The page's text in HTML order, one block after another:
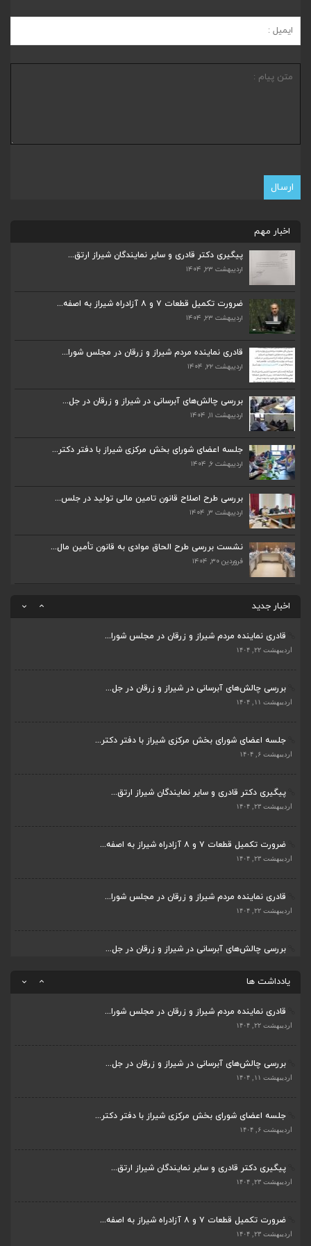
اخبار مهم
پیگیری دکتر قادری و سایر نمایندگان شیراز ارتق...
اردیبهشت ۲۳, ۱۴۰۴
ضرورت تکمیل قطعات ۷ و ۸ آزادراه شیراز به اصفه...
اردیبهشت ۲۳, ۱۴۰۴
قادری نماینده مردم شیراز و زرقان در مجلس شورا...
اردیبهشت ۲۲, ۱۴۰۴
بررسی چالش‌های آبرسانی در شیراز و زرقان در جل...
اردیبهشت ۱۱, ۱۴۰۴
جلسه اعضای شورای بخش مرکزی شیراز با دفتر دکتر...
اردیبهشت ۶, ۱۴۰۴
بررسی طرح اصلاح قانون تامین مالی تولید در جلس...
اردیبهشت ۳, ۱۴۰۴
نشست بررسی طرح الحاق موادی به قانون تأمین مال...
فروردین ۳۰, ۱۴۰۴
اخبار جدید
ضرورت تکمیل قطعات ۷ و ۸ آزادراه شیراز به اصفه...
قادری نماینده مردم شیراز و زرقان در مجلس شورا...
بررسی چالش‌های آبرسانی در شیراز و زرقان در جل...
جلسه اعضای شورای بخش مرکزی شیراز با دفتر دکتر...
اردیبهشت ۶, ۱۴۰۴
پیگیری دکتر قادری و سایر نمایندگان شیراز ارتق...
اردیبهشت ۲۳, ۱۴۰۴
قادری نماینده مردم شیراز و زرقان در مجلس شورا...
اردیبهشت ۲۲, ۱۴۰۴
بررسی چالش‌های آبرسانی در شیراز و زرقان در جل...
اردیبهشت ۱۱, ۱۴۰۴
جلسه اعضای شورای بخش مرکزی شیراز با دفتر دکتر...
اردیبهشت ۶, ۱۴۰۴
پیگیری دکتر قادری و سایر نمایندگان شیراز ارتق...
اردیبهشت ۲۳, ۱۴۰۴
ضرورت تکمیل قطعات ۷ و ۸ آزادراه شیراز به اصفه...
اردیبهشت ۲۳, ۱۴۰۴
قادری نماینده مردم شیراز و زرقان در مجلس شورا...
اردیبهشت ۲۲, ۱۴۰۴
بررسی چالش‌های آبرسانی در شیراز و زرقان در جل...
یادداشت ها
ضرورت تکمیل قطعات ۷ و ۸ آزادراه شیراز به اصفه...
قادری نماینده مردم شیراز و زرقان در مجلس شورا...
بررسی چالش‌های آبرسانی در شیراز و زرقان در جل...
جلسه اعضای شورای بخش مرکزی شیراز با دفتر دکتر...
پیگیری دکتر قادری و سایر نمایندگان شیراز ارتق...
قادری نماینده مردم شیراز و زرقان در مجلس شورا...
اردیبهشت ۲۲, ۱۴۰۴
بررسی چالش‌های آبرسانی در شیراز و زرقان در جل...
اردیبهشت ۱۱, ۱۴۰۴
جلسه اعضای شورای بخش مرکزی شیراز با دفتر دکتر...
اردیبهشت ۶, ۱۴۰۴
پیگیری دکتر قادری و سایر نمایندگان شیراز ارتق...
اردیبهشت ۲۳, ۱۴۰۴
ضرورت تکمیل قطعات ۷ و ۸ آزادراه شیراز به اصفه...
اردیبهشت ۲۳, ۱۴۰۴